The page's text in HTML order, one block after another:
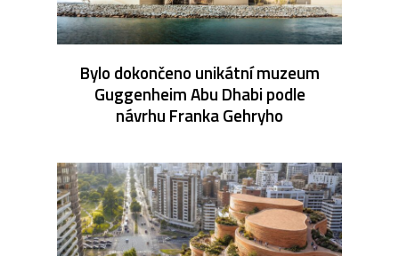
Bylo dokončeno unikátní muzeum
Guggenheim Abu Dhabi podle
návrhu Franka Gehryho